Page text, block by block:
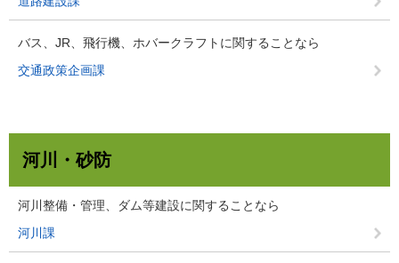
バス、JR、飛行機、ホバークラフトに関することなら
交通政策企画課
河川・砂防
河川整備・管理、ダム等建設に関することなら
河川課